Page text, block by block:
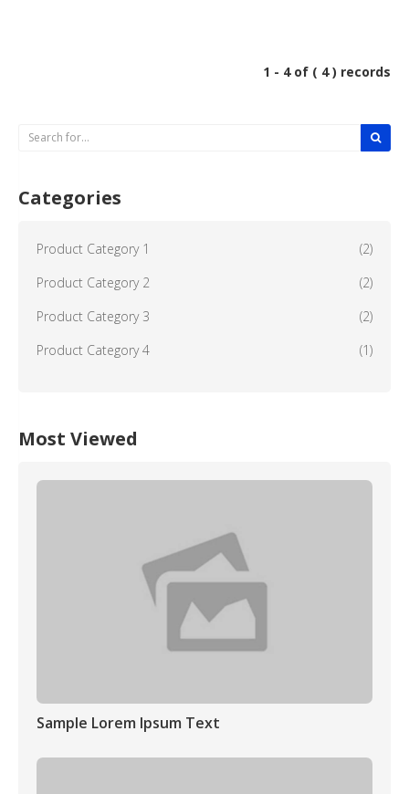
1 - 4 of ( 4 ) records
Categories
Product Category 1
(2)
Product Category 2
(2)
Product Category 3
(2)
Product Category 4
(1)
Most Viewed
Sample Lorem Ipsum Text